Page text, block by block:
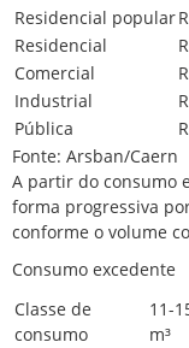
Residencial popular
Residencial
Comercial
Industrial
Pública
Fonte: Arsban/Caern
A partir do consumo
forma progressiva
conforme o volume
Consumo excedente
Classe de
consumo
11-
m³